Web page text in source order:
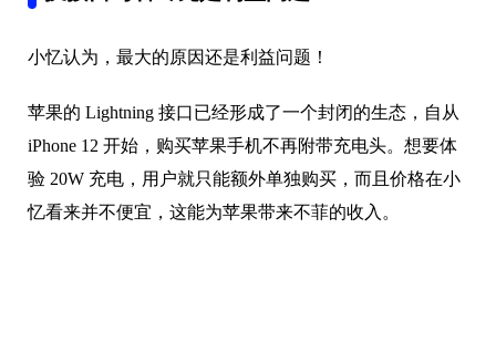
换接口与否终究是利益问题
小忆认为，最大的原因还是利益问题！